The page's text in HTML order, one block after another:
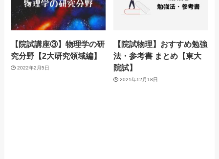
【院試講座③】物理学の研
究分野【2大研究領域編】
2022年2月5日
【院試物理】おすすめ勉強
法・参考書 まとめ【東大
院試】
2021年12月18日